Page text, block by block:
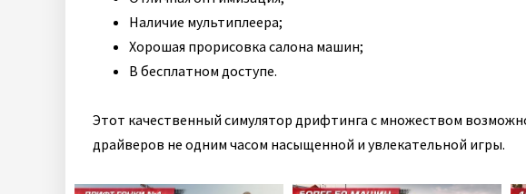
Наличие мультиплеера;
Хорошая прорисовка салона машин;
В бесплатном доступе.
Этот качественный симулятор дрифтинга с множеством
драйверов не одним часом насыщенной и увлекательной игры.